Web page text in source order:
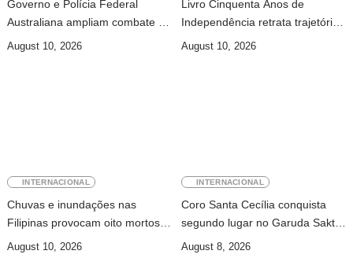
Governo e Polícia Federal
Australiana ampliam combate à
exploração infantil online
August 10, 2026
Livro Cinquenta Anos de
Independência retrata trajetória
de Timor-Leste
August 10, 2026
INTERNACIONAL
Chuvas e inundações nas
Filipinas provocam oito mortos e
afetam 486 mil pessoas
August 10, 2026
INTERNACIONAL
Coro Santa Cecília conquista
segundo lugar no Garuda Sakti
Cross Border Fest 2026
August 8, 2026